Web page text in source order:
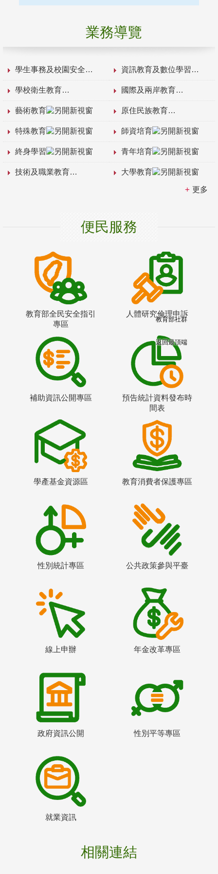
業務導覽
學生事務及校園安全 資訊教育及數位學習
學校衛生教育 國際及兩岸教育
藝術教育 原住民族教育
特殊教育 師資培育
終身學習 青年培育
技術及職業教育 大學教育
更多
便民服務
教育部全民安全指引
專區
人體研究倫理申訴
補助資訊公開專區
預告統計資料發布時
間表
學產基金資源區 教育消費者保護專區
性別統計專區 公共政策參與平臺
線上申辦 年金改革專區
政府資訊公開 性別平等專區
就業資訊
相關連結
教育部社群
返回最頂端